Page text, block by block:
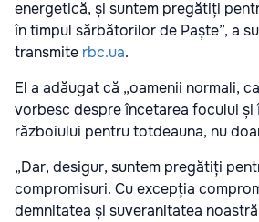
energetică, și suntem pregătiți
în timpul sărbătorilor de Paște”, a
transmite rbc.ua.
El a adăugat că „oamenii normali,
vorbesc despre încetarea focului și
războiului pentru totdeauna, nu
„Dar, desigur, suntem pregătiți
compromisuri. Cu excepția
demnitatea și suveranitatea